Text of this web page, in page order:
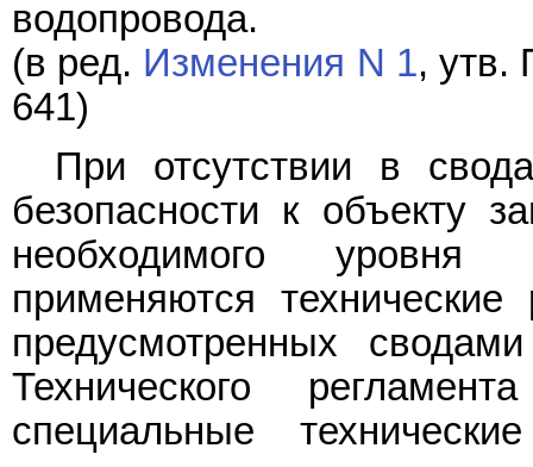
водопровода.
(в ред. Изменения N 1, утв.
641)
При отсутствии в
безопасности к объекту
необходимого уровня
применяются
предусмотренных
Технического
специальные